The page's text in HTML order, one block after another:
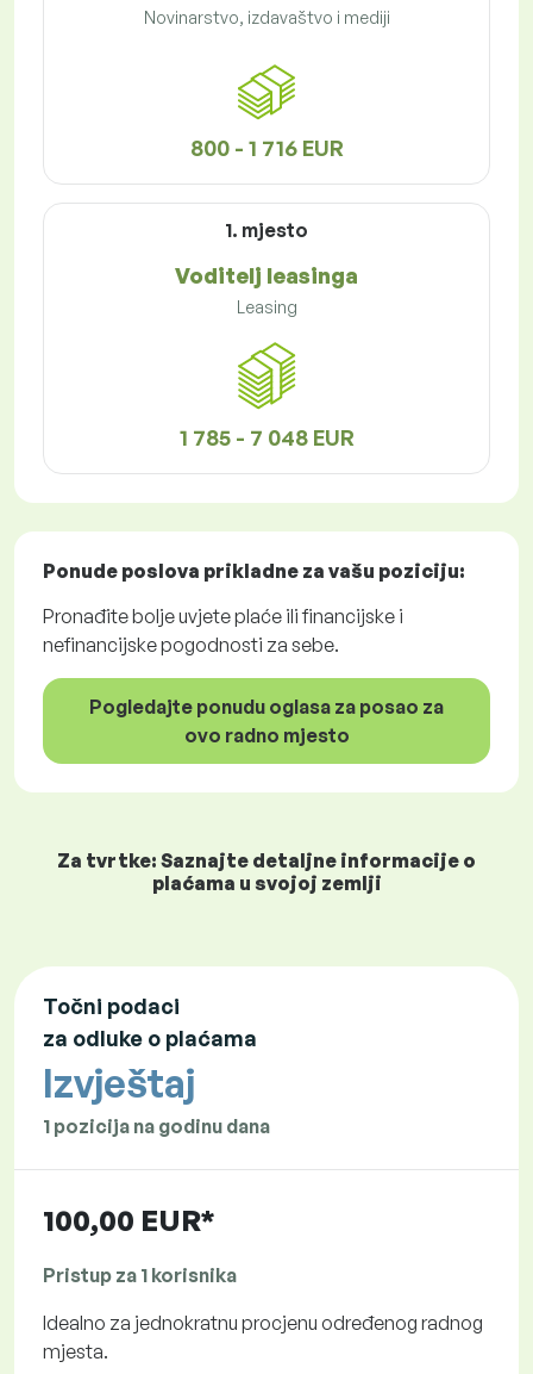
Novinarstvo, izdavaštvo i mediji
800 - 1 716 EUR
1. mjesto
Voditelj leasinga
Leasing
1 785 - 7 048 EUR
Ponude poslova prikladne za vašu poziciju:
Pronađite bolje uvjete plaće ili financijske i
nefinancijske pogodnosti za sebe.
Pogledajte ponudu oglasa za posao za
ovo radno mjesto
Za tvrtke: Saznajte detaljne informacije o
plaćama u svojoj zemlji
Točni podaci
za odluke o plaćama
Izvještaj
1 pozicija na godinu dana
100,00 EUR*
Pristup za 1 korisnika
Idealno za jednokratnu procjenu određenog radnog
mjesta.